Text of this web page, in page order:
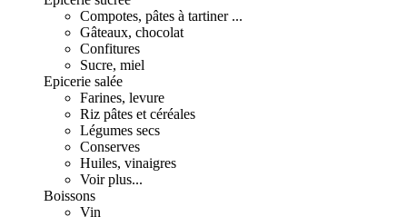
Compotes, pâtes à tartiner ...
Gâteaux, chocolat
Confitures
Sucre, miel
Epicerie salée
Farines, levure
Riz pâtes et céréales
Légumes secs
Conserves
Huiles, vinaigres
Voir plus...
Boissons
Vin